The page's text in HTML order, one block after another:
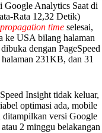
Google Analytics Saat di
Rata 12,32 Detik)
propagation time selesai,
USA bilang halaman
dengan PageSpeed
231KB, dan 31
Insight tidak keluar,
optimasi ada, mobile
ditampilkan versi Google
2 minggu belakangan